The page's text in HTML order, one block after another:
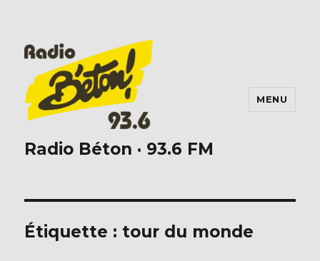
Radio Béton · 93.6 FM
MENU
Étiquette : tour du monde